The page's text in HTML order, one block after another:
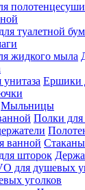
Ершики
Мыльницы
Полки для
уголков